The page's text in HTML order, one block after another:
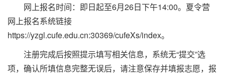
网上报名时间：即日起至6月26日下午14:00。夏令营
网上报名系统链接
https://yzgl.cufe.edu.cn:30369/cufeXs/index。
注册完成后按照提示填写相关信息，系统无“提交”选
项，确认所填信息完整无误后，请注意保存并填报志愿，报